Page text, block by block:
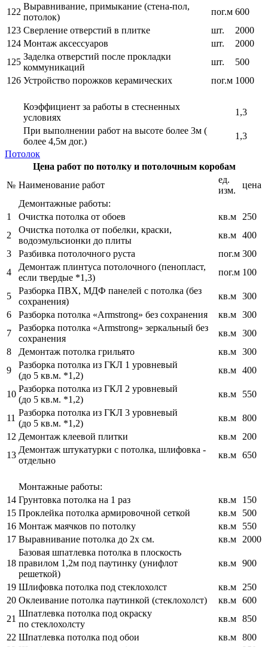
122
Выравнивание, примыкание (стена-пол,
потолок)
пог.м 600
123 Сверление отверстий в плитке шт.
2000
124 Монтаж аксессуаров шт.
2000
125
Заделка отверстий после прокладки
коммуникаций
шт.
500
126 Устройство порожков керамических пог.м 1000
Коэффициент за работы в стесненных
условиях
1,3
При выполнении работ на высоте более 3м (
более 4,5м дог.)
1,3
Потолок
Цена работ по потолку и потолочным коробам
№ Наименование работ
ед.
изм.
цена
Демонтажные работы:
1
Очистка потолка от обоев кв.м
250
2
Очистка потолка от побелки, краски,
водоэмульсионки до плиты
кв.м 400
3
Разбивка потолочного руста пог.м 300
4
Демонтаж плинтуса потолочного (пенопласт,
если твердые *1,3)
пог.м 100
5
Разборка ПВХ, МДФ панелей с потолка (без
сохранения)
кв.м 300
6
Разборка потолка «Armstrong» без сохранения кв.м 300
7
Разборка потолка «Armstrong» зеркальный без
сохранения
кв.м 300
8
Демонтаж потолка грильято кв.м 300
9
Разборка потолка из ГКЛ 1 уровневый
(до 5 кв.м. *1,2)
кв.м 400
10
Разборка потолка из ГКЛ 2 уровневый
(до 5 кв.м. *1,2)
кв.м 550
11
Разборка потолка из ГКЛ 3 уровневый
(до 5 кв.м. *1,2)
кв.м 800
12 Демонтаж клеевой плитки кв.м
200
13
Демонтаж штукатурки с потолка, шлифовка -
отдельно
кв.м 650
Монтажные работы:
14 Грунтовка потолка на 1 раз кв.м
150
15 Проклейка потолка армировочной сеткой кв.м
500
16 Монтаж маячков по потолку кв.м
550
17 Выравнивание потолка до 2х см. кв.м 2000
18
Базовая шпатлевка потолка в плоскость
правилом 1,2м под паутинку (унифлот
решеткой)
кв.м 900
19 Шлифовка потолка под стеклохолст кв.м
250
20 Оклеивание потолка паутинкой (стеклохолст) кв.м 600
21
Шпатлевка потолка под окраску
по стеклохолсту
кв.м 850
22 Шпатлевка потолка под обои кв.м 800